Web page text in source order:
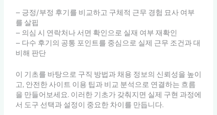
– 긍정/부정 후기를 비교하고 구체적 근무 경험 묘사 여부
를 살핍
– 의심 시 연락처나 서면 확인으로 실재 여부 재확인
– 다수 후기의 공통 포인트를 중심으로 실제 근무 조건과 대
비해 판단
이 기초를 바탕으로 구직 방법과 채용 정보의 신뢰성을 높이
고, 안전한 사이트 이용 팁과 비교 분석으로 연결하는 흐름
을 만들어보세요. 이러한 기초가 갖춰지면 실제 구현 과정에
서 도구 선택과 설정이 중요한 차이를 만듭니다.